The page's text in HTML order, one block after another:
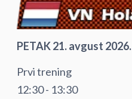
PETAK 21. avgust 2026.
Prvi trening
12:30 - 13:30